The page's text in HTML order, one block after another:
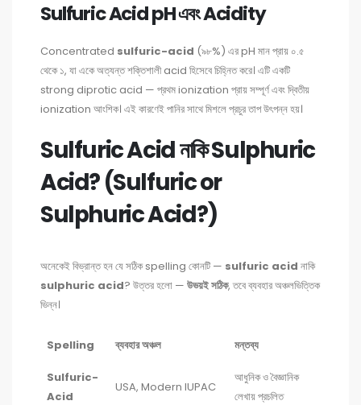
Sulfuric Acid pH এবং Acidity
Concentrated sulfuric-acid (৯৮%) এর pH মান প্রায় ০.৫
থেকে ১, যা একে অত্যন্ত শক্তিশালী acid হিসেবে চিহ্নিত করে। এটি একটি
strong diprotic acid — প্রথম ionization প্রায় সম্পূর্ণ এবং দ্বিতীয়
ionization আংশিক। এই কারণেই পানির সাথে মিশলে প্রচুর তাপ উৎপন্ন হয়।
Sulfuric Acid নাকি Sulphuric
Acid? (Sulfuric or
Sulphuric Acid?)
অনেকেই বিভ্রান্ত হন যে সঠিক spelling কোনটি — sulfuric acid নাকি
sulphuric acid? উত্তর হলো — উভয়ই সঠিক, তবে ব্যবহার অঞ্চলভিত্তিক
ভিন্ন।
Spelling ব্যবহার অঞ্চল মন্তব্য
Sulfuric-
Acid
USA, Modern IUPAC
আধুনিক ও বৈজ্ঞানিক
লেখায় প্রচলিত